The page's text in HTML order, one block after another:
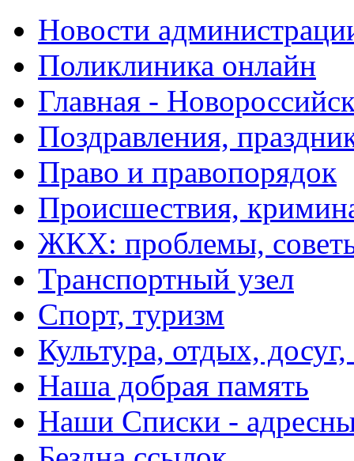
Новости
Поликлиника онлайн
Главная -
Поздравления,
Право и правопорядок
Происшествия,
ЖКХ: проблемы,
Транспортный узел
Спорт, туризм
Культура, отдых,
Наша добрая память
Наши Списки -